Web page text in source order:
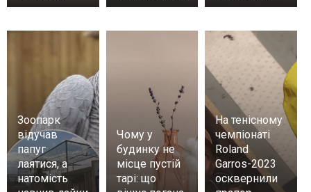
Зоопарк
відучав
папуг
лаятися, а
натомість
Чому у
будинку не
місце пустій
тарі: що
На тенісному
чемпіонаті
Roland
Garros-2023
осквернили